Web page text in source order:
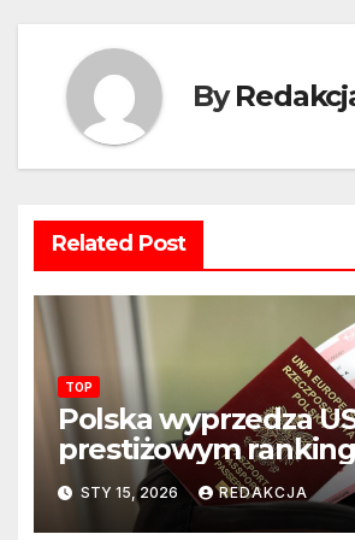
By
Related Post
TOP
Polska wyprzedza
prestiżowym
układ sił na świecie?
STY 15, 2026 REDAKCJA